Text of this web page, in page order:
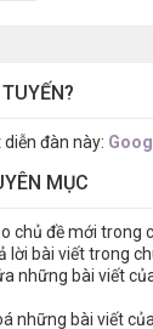
đàn này:
MỤC
chủ đề mới trong
lời bài viết trong
những bài viết
những bài viết